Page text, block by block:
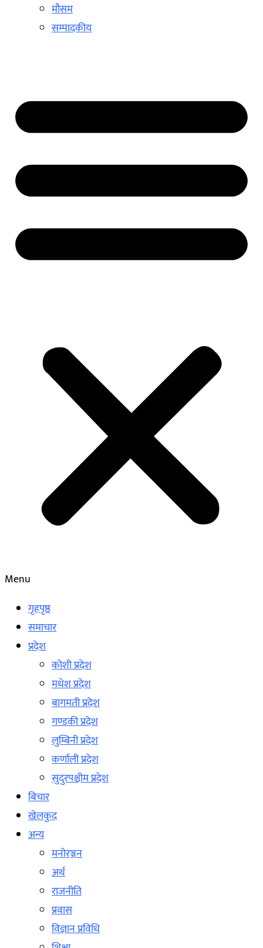
मौसम
सम्पादकीय
Menu
गृहपृष्ठ
समाचार
प्रदेश
कोशी प्रदेश
मधेश प्रदेश
बागमती प्रदेश
गण्डकी प्रदेश
लुम्बिनी प्रदेश
कर्णाली प्रदेश
सुदुरपश्चीम प्रदेश
बिचार
खेलकुद
अन्य
मनोरञ्जन
अर्थ
राजनीति
प्रवास
विज्ञान प्रविधि